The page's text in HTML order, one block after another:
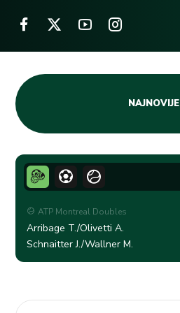
Skip
content
NAJNOVIJE
ATP Montreal Doubles
Arribage T./Olivetti A.
Schnaitter J./Wallner M.